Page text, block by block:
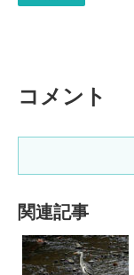
コメント
関連記事